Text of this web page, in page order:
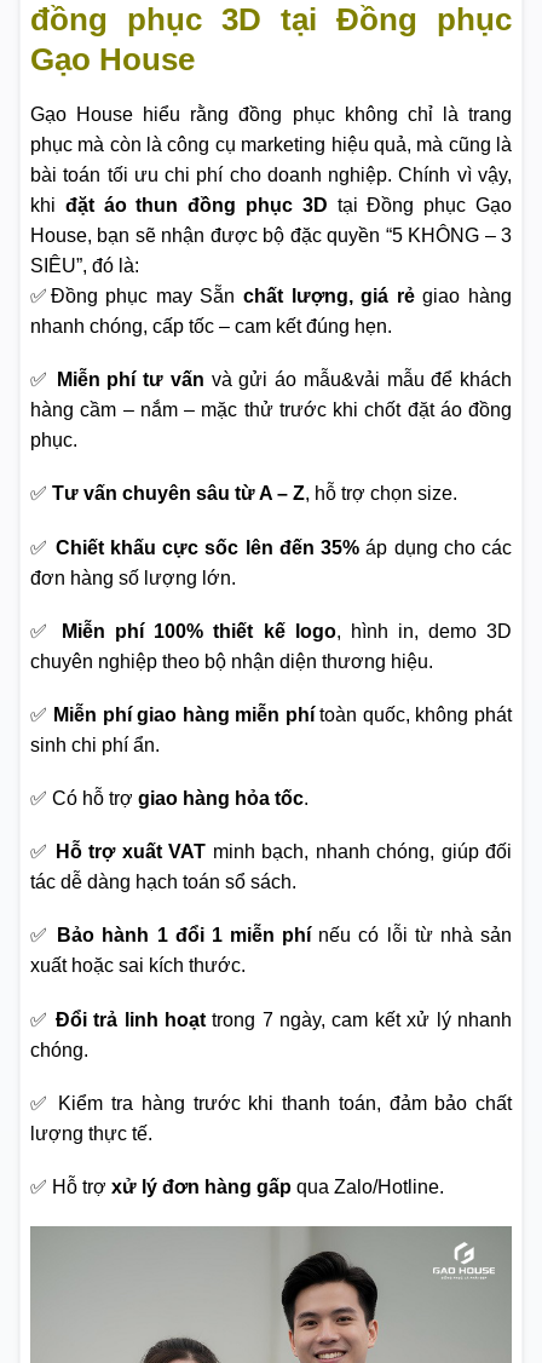
đồng phục 3D tại Đồng phục
Gạo House
Gạo House hiểu rằng đồng phục không chỉ là trang
phục mà còn là công cụ marketing hiệu quả, mà cũng là
bài toán tối ưu chi phí cho doanh nghiệp. Chính vì vậy,
khi đặt áo thun đồng phục 3D tại Đồng phục Gạo
House, bạn sẽ nhận được bộ đặc quyền “5 KHÔNG – 3
SIÊU”, đó là:
✅Đồng phục may Sẵn chất lượng, giá rẻgiao hàng
nhanh chóng, cấp tốc – cam kết đúng hẹn.
✅ Miễn phí tư vấn và gửi áo mẫu&vải mẫu để khách
hàng cầm – nắm – mặc thử trước khi chốt đặt áo đồng
phục.
✅ Tư vấn chuyên sâu từ A – Z, hỗ trợ chọn size.
✅ Chiết khấu cực sốc lên đến 35% áp dụng cho các
đơn hàng số lượng lớn.
✅ Miễn phí 100% thiết kế logo, hình in, demo 3D
chuyên nghiệp theo bộ nhận diện thương hiệu.
✅ Miễn phí giao hàng miễn phítoàn quốc, không phát
sinh chi phí ẩn.
✅ Có hỗ trợ giao hàng hỏa tốc.
✅ Hỗ trợ xuất VAT minh bạch, nhanh chóng, giúp đối
tác dễ dàng hạch toán sổ sách.
✅ Bảo hành 1 đổi 1 miễn phí nếu có lỗi từ nhà sản
xuất hoặc sai kích thước.
✅ Đổi trả linh hoạttrong 7 ngày, cam kết xử lý nhanh
chóng.
✅ Kiểm tra hàng trước khi thanh toán, đảm bảo chất
lượng thực tế.
✅ Hỗ trợ xử lý đơn hàng gấp qua Zalo/Hotline.